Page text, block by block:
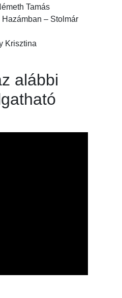
Tamás
Hazámban – Stolmár
Krisztina
alábbi